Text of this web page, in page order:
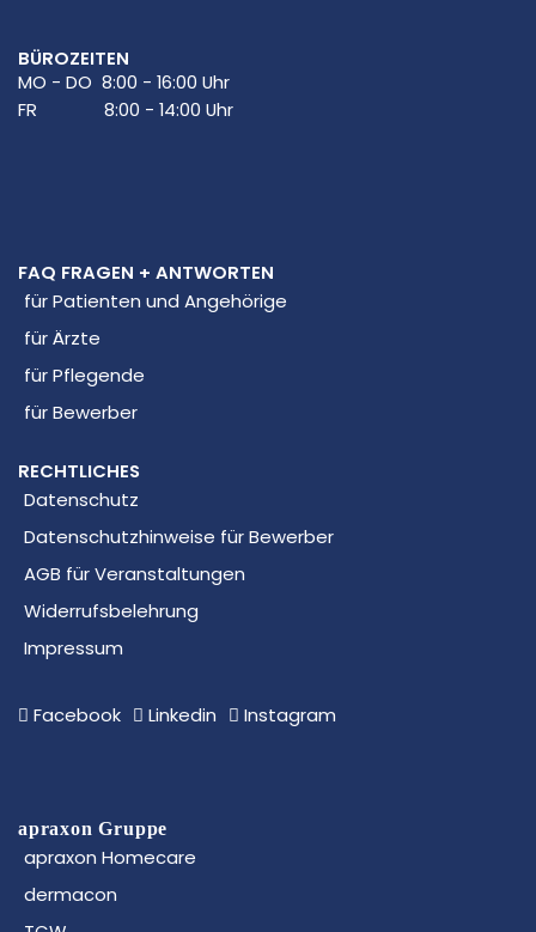
BÜROZEITEN
MO - DO 8:00 - 16:00 Uhr
FR 8:00 - 14:00 Uhr
FAQ FRAGEN + ANTWORTEN
für Patienten und Angehörige
für Ärzte
für Pflegende
für Bewerber
RECHTLICHES
Datenschutz
Datenschutzhinweise für Bewerber
AGB für Veranstaltungen
Widerrufsbelehrung
Impressum
Facebook Linkedin Instagram
apraxon Gruppe
apraxon Homecare
dermacon